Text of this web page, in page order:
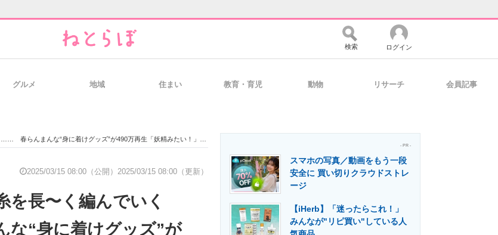
経営リーダーのコミュニティ マーケ×ITの今がよく分かる
IT製品の技術・比較・事例 製造業のIT導入・活用を支援
検索 ログイン
グルメ 地域 住まい 教育・育児 動物 リサーチ 会員記事
らんまんな“身に着けグッズ”が490万再生「妖精みたい！」【海外】
2025/03/15 08:00（公開） 2025/03/15 08:00（更新）
を長〜く編んでいく
“身に着けグッズ”が
- PR -
スマホの写真／動画をもう一段
安全に 買い切りクラウドストレ
ージ
【iHerb】「迷ったらこれ！」
みんなが"リピ買い"している人